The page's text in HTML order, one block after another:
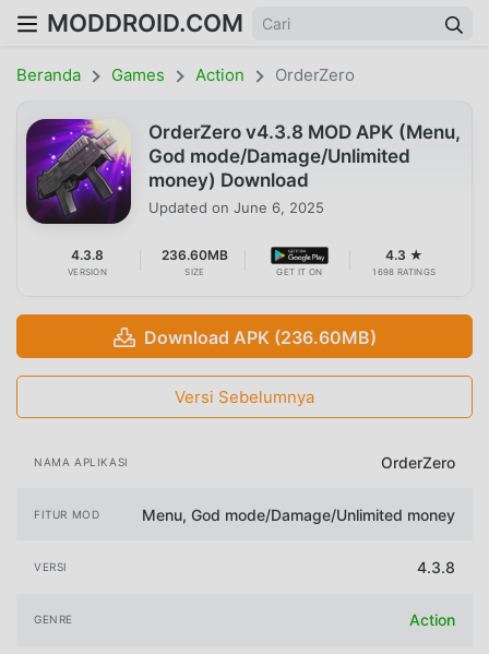
MODDROID.COM
Beranda Games Action OrderZero
OrderZero v4.3.8 MOD APK (Menu,
God mode/Damage/Unlimited
money) Download
Updated on June 6, 2025
4.3.8
VERSION
236.60MB
SIZE GET IT ON
4.3 ★
1698 RATINGS
Download APK (236.60MB)
Versi Sebelumnya
NAMA APLIKASI OrderZero
FITUR MOD Menu, God mode/Damage/Unlimited money
VERSI 4.3.8
GENRE Action